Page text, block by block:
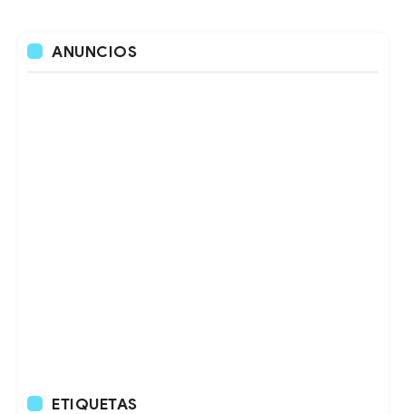
ANUNCIOS
ETIQUETAS